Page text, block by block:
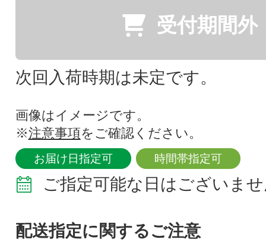
受付期間外
次回入荷時期は未定です。
画像はイメージです。
※注意事項をご確認ください。
お届け日指定可 時間帯指定可
ご指定可能な日はございま
配送指定に関するご注意